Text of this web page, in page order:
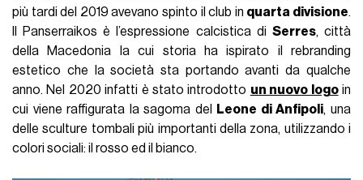
più tardi del 2019 avevano spinto il club in quarta divisione.
Il Panserraikos è l’espressione calcistica di Serres, città
della Macedonia la cui storia ha ispirato il rebranding
estetico che la società sta portando avanti da qualche
anno. Nel 2020 infatti è stato introdotto un nuovo logoin
cui viene raffigurata la sagoma del
Leone di Anfipoli, una
delle sculture tombali più importanti della zona, utilizzando i
colori sociali: il rosso ed il bianco.